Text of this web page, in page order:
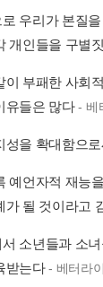
우리가 본질
개인들을 구별
이 부패한 사회
유들은 많다- 베
성을 확대함으
예언자적 재능
가 될 것이라고
소년들과 소
받는다- 베터라